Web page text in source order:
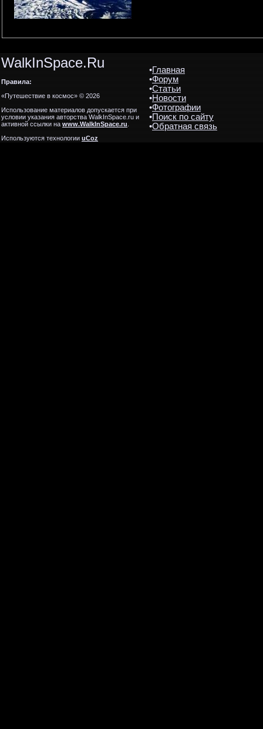
WalkInSpace.Ru
Правила:
«Путешествие в космос» © 2026
Использование материалов допускается при
условии указания авторства WalkInSpace.ru и
активной ссылки наwww.WalkInSpace.ru.
Используются технологииuCoz
•Главная
•Форум
•Статьи
•Новости
•Фотографии
•Поиск по сайту
•Обратная связь